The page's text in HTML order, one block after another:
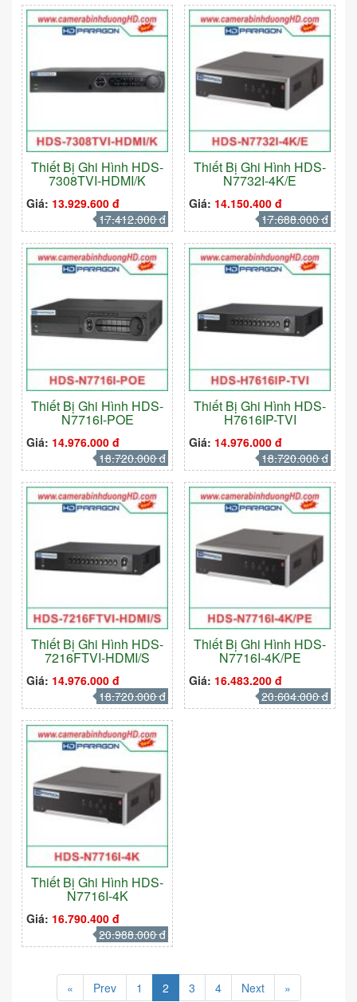
Thiết Bị Ghi Hình HDS-
7308TVI-HDMI/K
Giá: 13.929.600 đ
17.412.000 đ
Thiết Bị Ghi Hình HDS-
N7732I-4K/E
Giá: 14.150.400 đ
17.688.000 đ
Thiết Bị Ghi Hình HDS-
N7716I-POE
Giá: 14.976.000 đ
18.720.000 đ
Thiết Bị Ghi Hình HDS-
H7616IP-TVI
Giá: 14.976.000 đ
18.720.000 đ
Thiết Bị Ghi Hình HDS-
7216FTVI-HDMI/S
Giá: 14.976.000 đ
18.720.000 đ
Thiết Bị Ghi Hình HDS-
N7716I-4K/PE
Giá: 16.483.200 đ
20.604.000 đ
Thiết Bị Ghi Hình HDS-
N7716I-4K
Giá: 16.790.400 đ
20.988.000 đ
« Prev 1 2 3 4 Next »